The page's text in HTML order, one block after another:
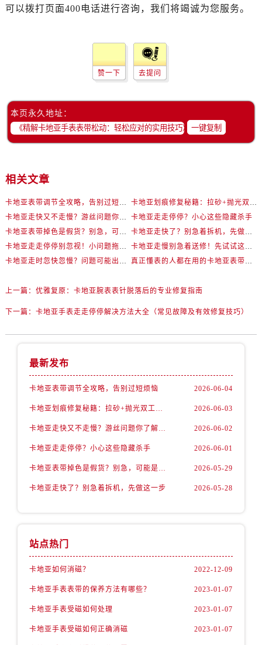
可以拨打页面400电话进行咨询，我们将竭诚为您服务。
赞一下 去提问
本页永久地址：
一键复制
相关文章
卡地亚表带调节全攻略，告别过短烦恼
卡地亚划痕修复秘籍：拉砂+抛光双工艺还原如新
卡地亚走快又不走慢？游丝问题你了解多少？
卡地亚走走停停？小心这些隐藏杀手
卡地亚表带掉色是假货？别急，可能是这些日常习惯惹的祸
卡地亚走快了？别急着拆机，先做这一步
卡地亚走走停停别忽视！小问题拖成大修很烧钱
卡地亚走慢别急着送修！先试试这些方法
卡地亚走时忽快忽慢？问题可能出在你睡觉时！
真正懂表的人都在用的卡地亚表带调节技巧
上一篇： 优雅复原：卡地亚腕表表针脱落后的专业修复指南
下一篇： 卡地亚手表走走停停解决方法大全（常见故障及有效修复技巧）
最新发布
卡地亚表带调节全攻略，告别过短烦恼 2026-06-04
卡地亚划痕修复秘籍：拉砂+抛光双工艺还原如新 2026-06-03
卡地亚走快又不走慢？游丝问题你了解多少？ 2026-06-02
卡地亚走走停停？小心这些隐藏杀手 2026-06-01
卡地亚表带掉色是假货？别急，可能是这些日常习惯惹的祸 2026-05-29
卡地亚走快了？别急着拆机，先做这一步 2026-05-28
站点热门
卡地亚如何消磁？ 2022-12-09
卡地亚手表表带的保养方法有哪些？ 2023-01-07
卡地亚手表受磁如何处理 2023-01-07
卡地亚手表受磁如何正确消磁 2023-01-07